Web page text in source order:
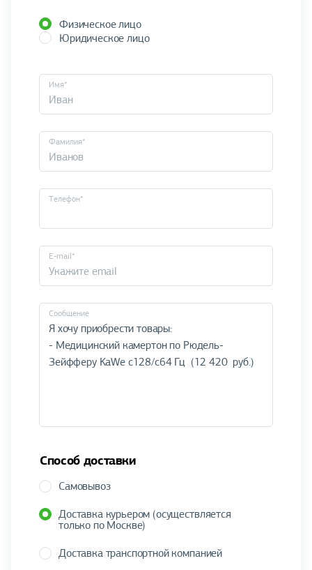
Физическое лицо
Юридическое лицо
Имя*
Фамилия*
Телефон*
E-mail*
Cообщение
Способ доставки
Самовывоз
Доставка курьером (осуществляется
только по Москве)
Доставка транспортной компанией